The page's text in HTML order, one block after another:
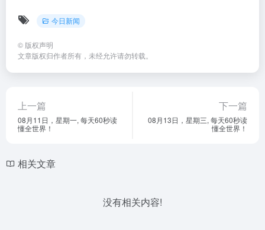
今日新闻
© 版权声明
文章版权归作者所有，未经允许请勿转载。
上一篇
08月11日，星期一, 每天60秒读
懂全世界！
下一篇
08月13日，星期三, 每天60秒读
懂全世界！
相关文章
没有相关内容!